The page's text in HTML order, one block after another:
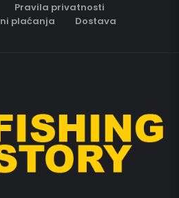
Pravila privatnosti
plaćanja Dostava